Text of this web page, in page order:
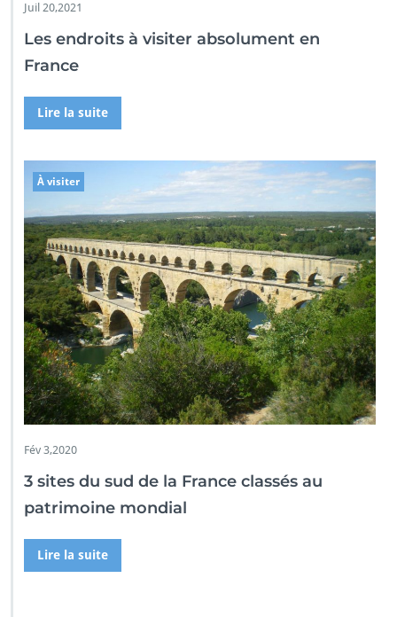
Juil 20,2021
Les endroits à visiter absolument en
France
Lire la suite
À visiter
Fév 3,2020
3 sites du sud de la France classés au
patrimoine mondial
Lire la suite